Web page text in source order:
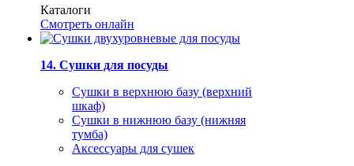
Каталоги
Смотреть онлайн
14. Сушки для посуды
Сушки в верхнюю базу (верхний
шкаф)
Сушки в нижнюю базу (нижняя
тумба)
Аксессуары для сушек